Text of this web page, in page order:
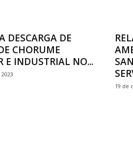
DESCARGA DE
CHORUME
E INDUSTRIAL NO...
19 de